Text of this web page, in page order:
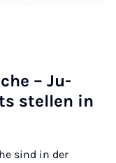
– Ju­
stel­len in
sind in der